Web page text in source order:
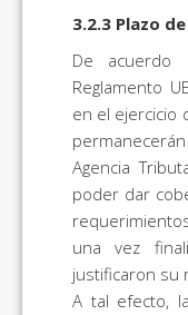
3.2.3 Plazo
De acuerdo
Reglamento
en el ejercicio
Agencia
poder dar
una vez
justificaron su
A tal efecto,